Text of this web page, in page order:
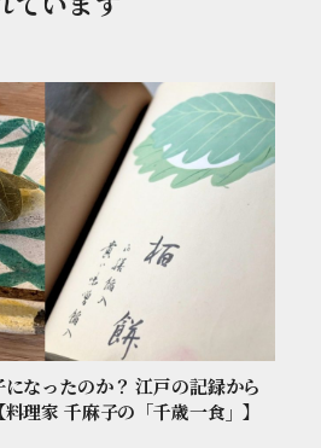
なったのか？ 江戸の記録から
理家 千麻子の「千歳一食」】